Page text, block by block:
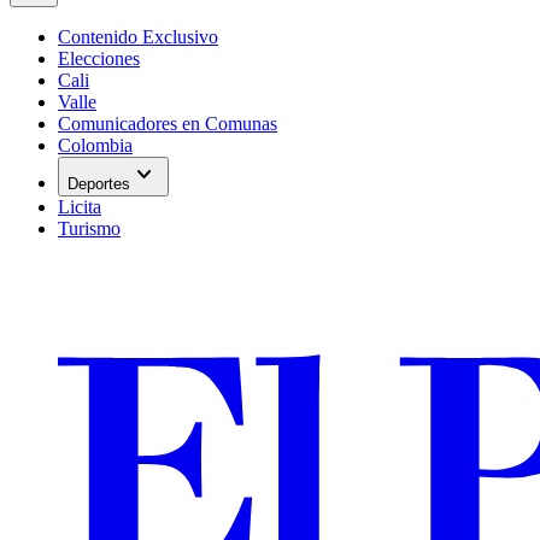
Contenido Exclusivo
Elecciones
Cali
Valle
Comunicadores en Comunas
Colombia
Deportes expand_more
Licita
Turismo